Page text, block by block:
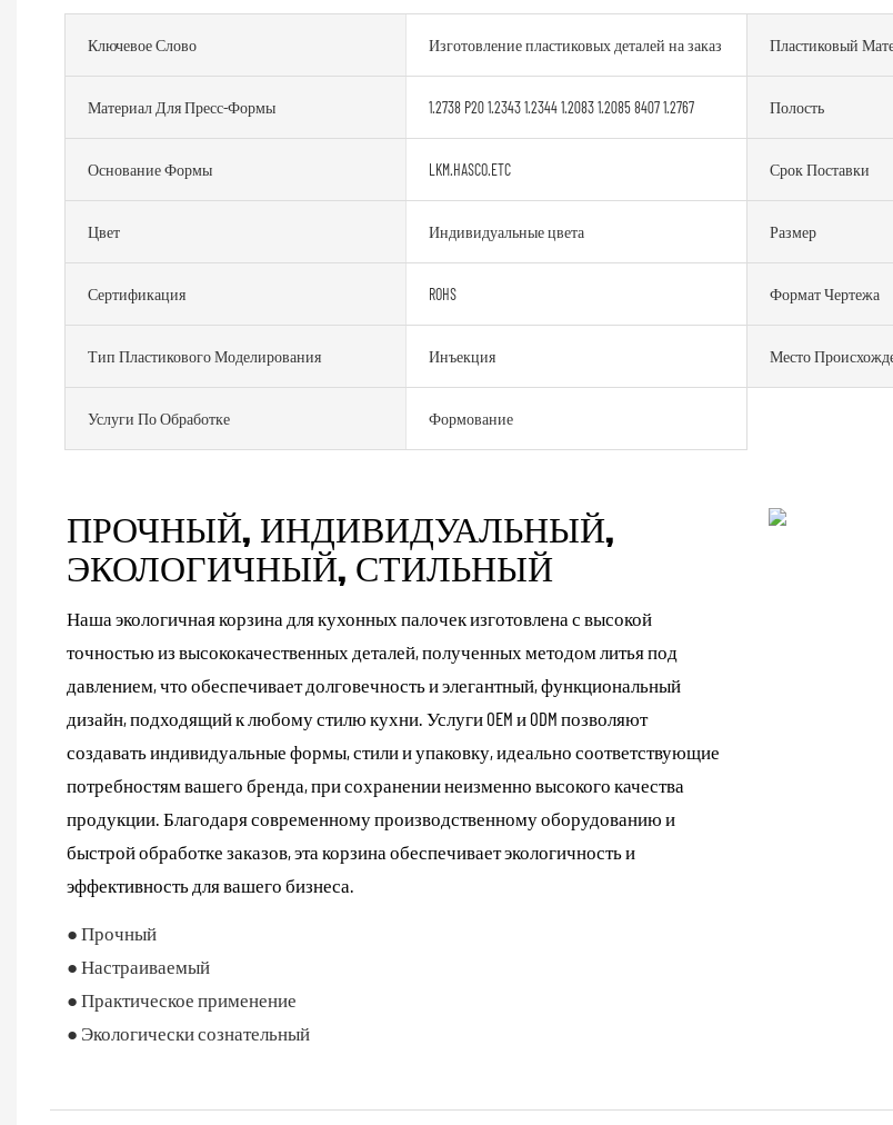
Ключевое Слово Изготовление пластиковых деталей на заказ Пластиковый
Материал Для Пресс-Формы 1.2738 P20 1.2343 1.2344 1.2083 1.2085 8407 1.2767 Полость
Основание Формы LKM.HASCO.ETC Срок Поставки
Цвет Индивидуальные цвета Размер
Сертификация ROHS Формат Чертежа
Тип Пластикового Моделирования Инъекция Место
Услуги По Обработке Формование
ПРОЧНЫЙ, ИНДИВИДУАЛЬНЫЙ,
ЭКОЛОГИЧНЫЙ, СТИЛЬНЫЙ
Наша экологичная корзина для кухонных палочек изготовлена ​​с высокой
точностью из высококачественных деталей, полученных методом литья под
давлением, что обеспечивает долговечность и элегантный, функциональный
дизайн, подходящий к любому стилю кухни. Услуги OEM и ODM позволяют
создавать индивидуальные формы, стили и упаковку, идеально соответствующие
потребностям вашего бренда, при сохранении неизменно высокого качества
продукции. Благодаря современному производственному оборудованию и
быстрой обработке заказов, эта корзина обеспечивает экологичность и
эффективность для вашего бизнеса.
● Прочный
● Настраиваемый
● Практическое применение
● Экологически сознательный